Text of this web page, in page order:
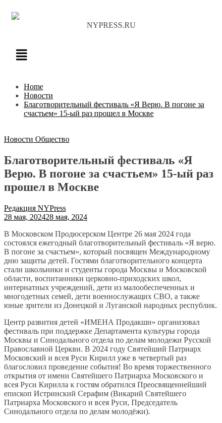
NYPRESS.RU
Home
Новости
Благотворительный фестиваль «Я Верю. В погоне за
счастьем» 15-ый раз прошел в Москве
Новости Общество
Благотворительный фестиваль «Я
Верю. В погоне за счастьем» 15-ый раз
прошел в Москве
Редакция NYPress
28 мая, 202428 мая, 2024
В Московском Продюсерском Центре 26 мая 2024 года
состоялся ежегодный благотворительный фестиваль «Я верю.
В погоне за счастьем», который посвящен Международному
дню защиты детей. Гостями благотворительного концерта
стали школьники и студенты города Москвы и Московской
области, воспитанники церковно-приходских школ,
интернатных учреждений, дети из малообеспеченных и
многодетных семей, дети военнослужащих СВО, а также
юные зрители из Донецкой и Луганской народных республик.
Центр развития детей «ИМЕНА Продакшн» организовал
фестиваль при поддержке Департамента культуры города
Москвы и Синодального отдела по делам молодежи Русской
Православной Церкви. В 2024 году Святейший Патриарх
Московский и всея Руси Кирилл уже в четвертый раз
благословил проведение события! Во время торжественного
открытия от имени Святейшего Патриарха Московского и
всея Руси Кирилла к гостям обратился Преосвященнейший
епископ Истринский Серафим (Викарий Святейшего
Патриарха Московского и всея Руси, Председатель
Синодального отдела по делам молодёжи).